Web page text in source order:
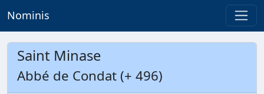
Nominis
Saint Minase
Abbé de Condat (+ 496)